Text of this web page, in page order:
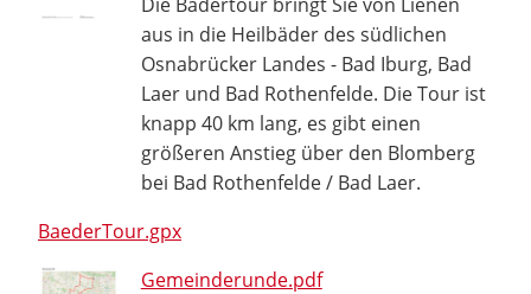
aus in die Heilbäder des südlichen
Osnabrücker Landes - Bad Iburg, Bad
Laer und Bad Rothenfelde. Die Tour ist
knapp 40 km lang, es gibt einen
größeren Anstieg über den Blomberg
bei Bad Rothenfelde / Bad Laer.
BaederTour.gpx
Gemeinderunde.pdf